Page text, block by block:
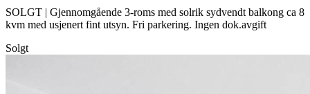
SOLGT | Gjennomgående 3-roms med solrik sydvendt balkong ca 8
kvm med usjenert fint utsyn. Fri parkering. Ingen dok.avgift
Solgt